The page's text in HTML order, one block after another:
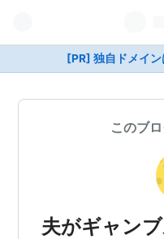
[PR] 独自ドメイ
このブ
夫がギャン